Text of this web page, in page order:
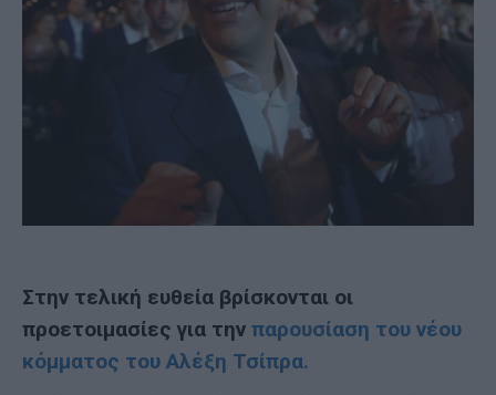
Στην τελική ευθεία βρίσκονται οι
προετοιμασίες για την παρουσίαση του νέου
κόμματος του Αλέξη Τσίπρα.